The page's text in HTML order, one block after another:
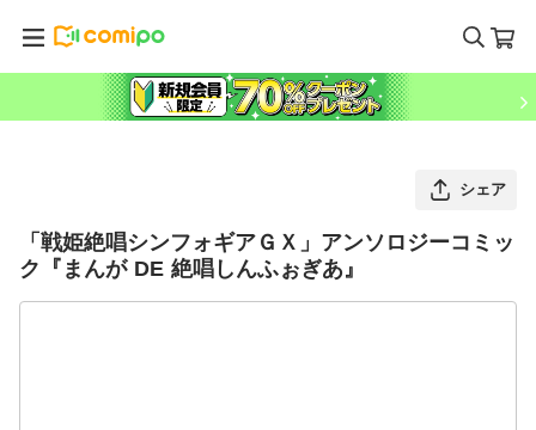
シェア
「戦姫絶唱シンフォギアＧＸ」アンソロジーコミッ
ク『まんが DE 絶唱しんふぉぎあ』